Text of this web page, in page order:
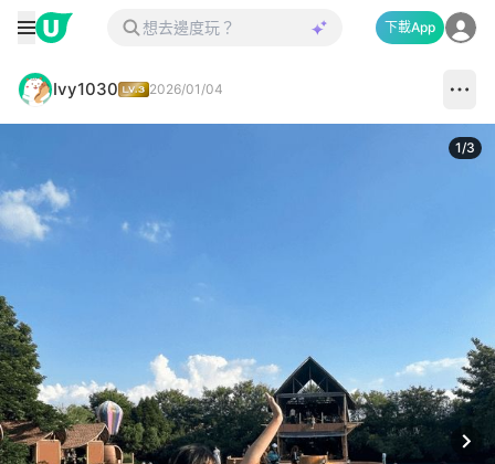
下載App
Ivy1030 2026/01/04
1/3